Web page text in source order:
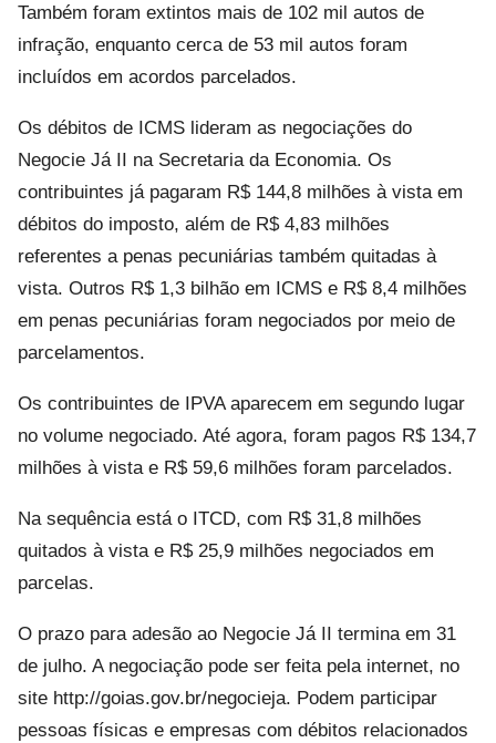
Também foram extintos mais de 102 mil autos de
infração, enquanto cerca de 53 mil autos foram
incluídos em acordos parcelados.
Os débitos de ICMS lideram as negociações do
Negocie Já II na Secretaria da Economia. Os
contribuintes já pagaram R$ 144,8 milhões à vista em
débitos do imposto, além de R$ 4,83 milhões
referentes a penas pecuniárias também quitadas à
vista. Outros R$ 1,3 bilhão em ICMS e R$ 8,4 milhões
em penas pecuniárias foram negociados por meio de
parcelamentos.
Os contribuintes de IPVA aparecem em segundo lugar
no volume negociado. Até agora, foram pagos R$ 134,7
milhões à vista e R$ 59,6 milhões foram parcelados.
Na sequência está o ITCD, com R$ 31,8 milhões
quitados à vista e R$ 25,9 milhões negociados em
parcelas.
O prazo para adesão ao Negocie Já II termina em 31
de julho. A negociação pode ser feita pela internet, no
site http://goias.gov.br/negocieja. Podem participar
pessoas físicas e empresas com débitos relacionados